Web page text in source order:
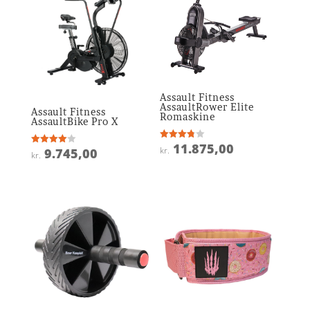
Assault Fitness
AssaultBike Pro X
Vurderet
4
kr. 9.745,00
Assault Fitness
AssaultRower Elite
Romaskine
Vurderet
3.8
kr. 11.875,00